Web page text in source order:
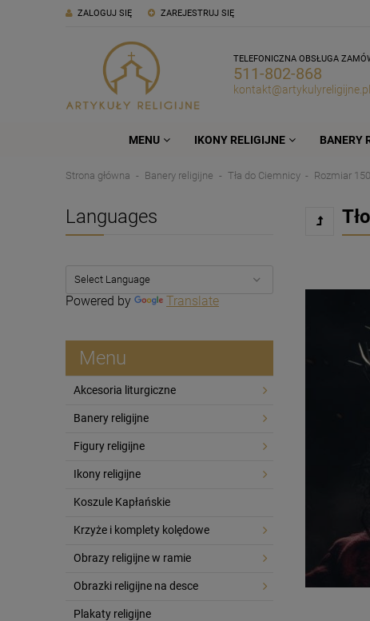
ZAREJESTRUJ SIĘ
ZALOGUJ SIĘ
TELEFONICZNA OBSŁUGA
511-802-868
kontakt@artykulyreligijne.pl
MENU IKONY RELIGIJNE BANERY
Strona główna Banery religijne Tła do Ciemnicy Rozmiar
Languages
Powered by Translate
Menu
Akcesoria liturgiczne
Banery religijne
Figury religijne
Ikony religijne
Koszule Kapłańskie
Krzyże i komplety kolędowe
Obrazy religijne w ramie
Obrazki religijne na desce
Plakaty religijne